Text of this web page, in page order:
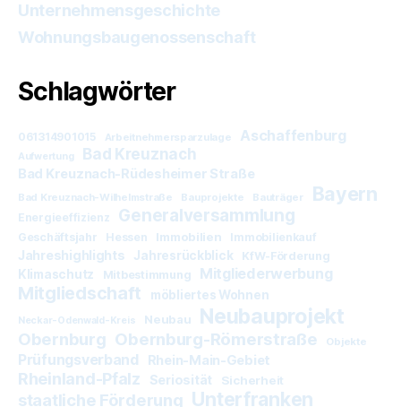
Unternehmensgeschichte
Wohnungsbaugenossenschaft
Schlagwörter
061314901015 Arbeitnehmersparzulage Aschaffenburg
Aufwertung Bad Kreuznach
Bad Kreuznach-Rüdesheimer Straße
Bad Kreuznach-Wilhelmstraße Bauprojekte Bauträger Bayern
Energieeffizienz Generalversammlung
Geschäftsjahr Hessen Immobilien Immobilienkauf
Jahreshighlights Jahresrückblick KfW-Förderung
Klimaschutz Mitbestimmung Mitgliederwerbung
Mitgliedschaft möbliertes Wohnen
Neckar-Odenwald-Kreis Neubau Neubauprojekt
Obernburg Obernburg-Römerstraße Objekte
Prüfungsverband Rhein-Main-Gebiet
Rheinland-Pfalz Seriosität Sicherheit
staatliche Förderung Unterfranken